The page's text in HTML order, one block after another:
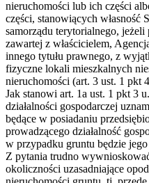
nieruchomości lub ich części
części, stanowiących własność
samorządu terytorialnego,
zawartej z właścicielem,
innego tytułu prawnego, z
fizyczne lokali mieszkalnych
nieruchomości (art. 3 ust. 1 pkt
Jak stanowi art. 1a ust. 1 pkt 3
działalności gospodarczej
będące w posiadaniu
prowadzącego działalność
w przypadku gruntu będzie
Z pytania trudno
okoliczności uzasadniające